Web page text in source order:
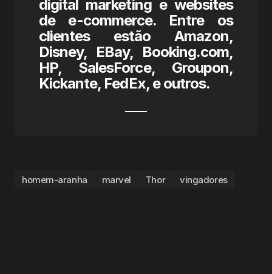
digital marketing e websites
de e-commerce. Entre os
clientes estão Amazon,
Disney, EBay, Booking.com,
HP, SalesForce, Groupon,
Kickante, FedEx, e outros.
homem-aranha marvel Thor vingadores